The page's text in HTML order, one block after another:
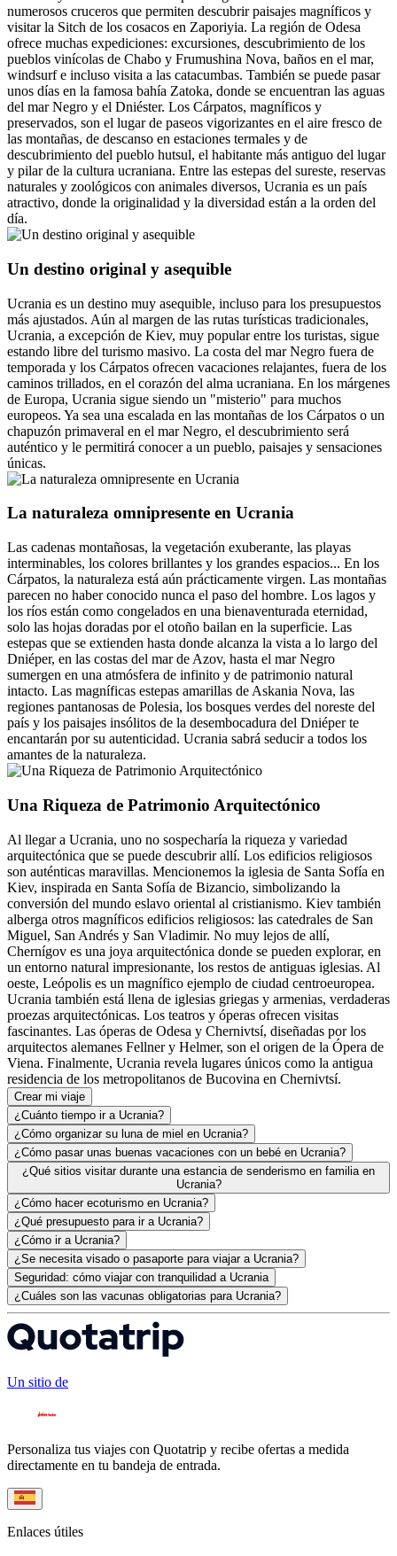
numerosos cruceros que permiten descubrir paisajes magníficos y
visitar la Sitch de los cosacos en Zaporiyia. La región de Odesa
ofrece muchas expediciones: excursiones, descubrimiento de los
pueblos vinícolas de Chabo y Frumushina Nova, baños en el mar,
windsurf e incluso visita a las catacumbas. También se puede pasar
unos días en la famosa bahía Zatoka, donde se encuentran las aguas
del mar Negro y el Dniéster. Los Cárpatos, magníficos y
preservados, son el lugar de paseos vigorizantes en el aire fresco de
las montañas, de descanso en estaciones termales y de
descubrimiento del pueblo hutsul, el habitante más antiguo del lugar
y pilar de la cultura ucraniana. Entre las estepas del sureste, reservas
naturales y zoológicos con animales diversos, Ucrania es un país
atractivo, donde la originalidad y la diversidad están a la orden del
día.
Un destino original y asequible
Ucrania es un destino muy asequible, incluso para los presupuestos
más ajustados. Aún al margen de las rutas turísticas tradicionales,
Ucrania, a excepción de Kiev, muy popular entre los turistas, sigue
estando libre del turismo masivo. La costa del mar Negro fuera de
temporada y los Cárpatos ofrecen vacaciones relajantes, fuera de los
caminos trillados, en el corazón del alma ucraniana. En los márgenes
de Europa, Ucrania sigue siendo un "misterio" para muchos
europeos. Ya sea una escalada en las montañas de los Cárpatos o un
chapuzón primaveral en el mar Negro, el descubrimiento será
auténtico y le permitirá conocer a un pueblo, paisajes y sensaciones
únicas.
La naturaleza omnipresente en Ucrania
Las cadenas montañosas, la vegetación exuberante, las playas
interminables, los colores brillantes y los grandes espacios... En los
Cárpatos, la naturaleza está aún prácticamente virgen. Las montañas
parecen no haber conocido nunca el paso del hombre. Los lagos y
los ríos están como congelados en una bienaventurada eternidad,
solo las hojas doradas por el otoño bailan en la superficie. Las
estepas que se extienden hasta donde alcanza la vista a lo largo del
Dniéper, en las costas del mar de Azov, hasta el mar Negro
sumergen en una atmósfera de infinito y de patrimonio natural
intacto. Las magníficas estepas amarillas de Askania Nova, las
regiones pantanosas de Polesia, los bosques verdes del noreste del
país y los paisajes insólitos de la desembocadura del Dniéper te
encantarán por su autenticidad. Ucrania sabrá seducir a todos los
amantes de la naturaleza.
Una Riqueza de Patrimonio Arquitectónico
Al llegar a Ucrania, uno no sospecharía la riqueza y variedad
arquitectónica que se puede descubrir allí. Los edificios religiosos
son auténticas maravillas. Mencionemos la iglesia de Santa Sofía en
Kiev, inspirada en Santa Sofía de Bizancio, simbolizando la
conversión del mundo eslavo oriental al cristianismo. Kiev también
alberga otros magníficos edificios religiosos: las catedrales de San
Miguel, San Andrés y San Vladimir. No muy lejos de allí,
Chernígov es una joya arquitectónica donde se pueden explorar, en
un entorno natural impresionante, los restos de antiguas iglesias. Al
oeste, Leópolis es un magnífico ejemplo de ciudad centroeuropea.
Ucrania también está llena de iglesias griegas y armenias, verdaderas
proezas arquitectónicas. Los teatros y óperas ofrecen visitas
fascinantes. Las óperas de Odesa y Chernivtsí, diseñadas por los
arquitectos alemanes Fellner y Helmer, son el origen de la Ópera de
Viena. Finalmente, Ucrania revela lugares únicos como la antigua
residencia de los metropolitanos de Bucovina en Chernivtsí.
Crear mi viaje
¿Cuánto tiempo ir a Ucrania?
¿Cómo organizar su luna de miel en Ucrania?
¿Cómo pasar unas buenas vacaciones con un bebé en Ucrania?
¿Qué sitios visitar durante una estancia de senderismo en familia en
Ucrania?
¿Cómo hacer ecoturismo en Ucrania?
¿Qué presupuesto para ir a Ucrania?
¿Cómo ir a Ucrania?
¿Se necesita visado o pasaporte para viajar a Ucrania?
Seguridad: cómo viajar con tranquilidad a Ucrania
¿Cuáles son las vacunas obligatorias para Ucrania?
Un sitio de
Personaliza tus viajes con Quotatrip y recibe ofertas a medida
directamente en tu bandeja de entrada.
Enlaces útiles